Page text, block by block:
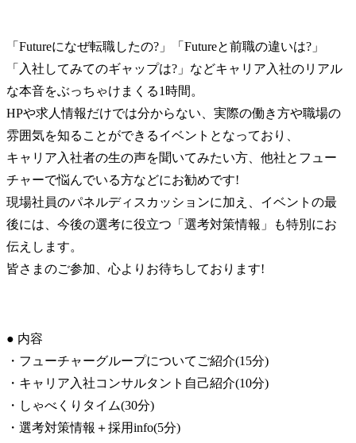
「Futureになぜ転職したの?」「Futureと前職の違いは?」
「入社してみてのギャップは?」などキャリア入社のリアル
な本音をぶっちゃけまくる1時間。
HPや求人情報だけでは分からない、実際の働き方や職場の
雰囲気を知ることができるイベントとなっており、
キャリア入社者の生の声を聞いてみたい方、他社とフュー
チャーで悩んでいる方などにお勧めです!
現場社員のパネルディスカッションに加え、イベントの最
後には、今後の選考に役立つ「選考対策情報」も特別にお
伝えします。
皆さまのご参加、心よりお待ちしております!
● 内容
・フューチャーグループについてご紹介(15分)
・キャリア入社コンサルタント自己紹介(10分)
・しゃべくりタイム(30分)
・選考対策情報＋採用info(5分)